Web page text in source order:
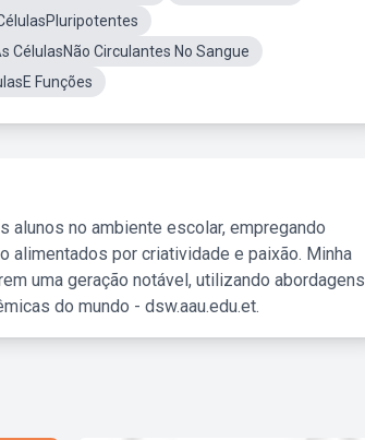
CélulasNão Circulantes No Sangue
Funções
alunos no ambiente escolar, empregando
por criatividade e paixão. Minha
uma geração notável, utilizando abordagens
do mundo - dsw.aau.edu.et.